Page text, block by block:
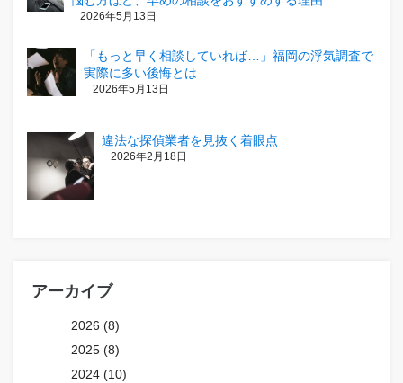
2026年5月13日
「もっと早く相談していれば…」福岡の浮気調査で
実際に多い後悔とは
2026年5月13日
違法な探偵業者を見抜く着眼点
2026年2月18日
アーカイブ
2026 (8)
2025 (8)
2024 (10)